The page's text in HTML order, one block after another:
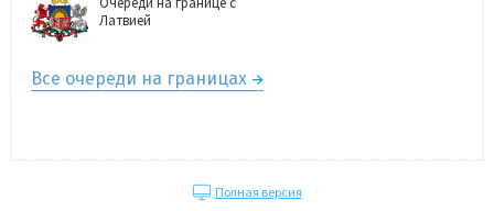
Латвией
Все очереди на границах
Полная версия